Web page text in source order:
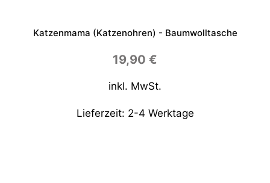
Katzenmama (Katzenohren) - Baumwolltasche
19,90 €
inkl. MwSt.
Lieferzeit: 2-4 Werktage